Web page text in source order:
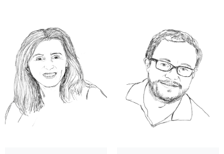
Zusammenspiel
Kinderorchester Pfäffikon
Kinderorchester Rüti